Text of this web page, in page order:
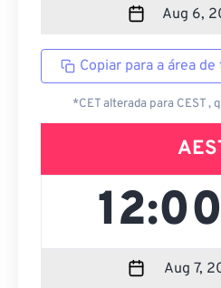
Copiar para a área
*CET alterada para CEST ,